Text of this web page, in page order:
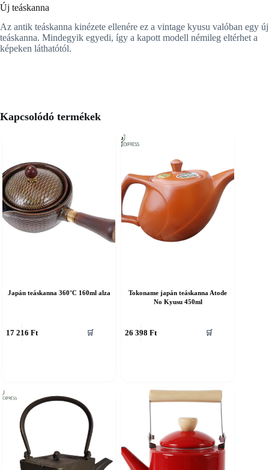
Új teáskanna
Az antik teáskanna kinézete ellenére ez a vintage kyusu valóban egy új
teáskanna. Mindegyik egyedi, így a kapott modell némileg eltérhet a
képeken láthatótól.
Kapcsolódó termékek
Japán teáskanna 360°C 160ml alza
17 216 Ft 🛒
Tokoname japán teáskanna Atode
No Kyusu 450ml
26 398 Ft 🛒